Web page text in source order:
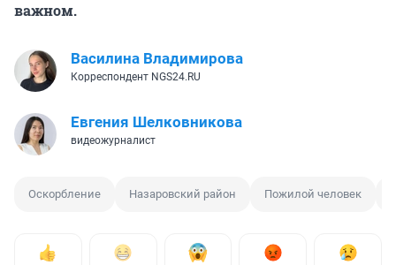
важном.
Василина Владимирова
Корреспондент NGS24.RU
Евгения Шелковникова
видеожурналист
Оскорбление Назаровский район Пожилой человек